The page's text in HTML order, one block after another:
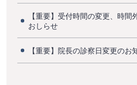
【重要】受付時間の変更、時間
おしらせ
【重要】院長の診察日変更のお